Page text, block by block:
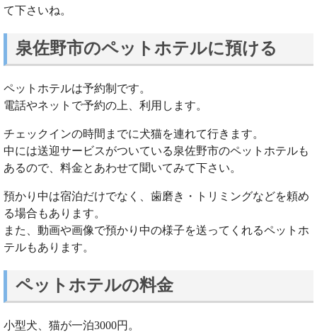
て下さいね。
泉佐野市のペットホテルに預ける
ペットホテルは予約制です。
電話やネットで予約の上、利用します。
チェックインの時間までに犬猫を連れて行きます。
中には送迎サービスがついている泉佐野市のペットホテルも
あるので、料金とあわせて聞いてみて下さい。
預かり中は宿泊だけでなく、歯磨き・トリミングなどを頼め
る場合もあります。
また、動画や画像で預かり中の様子を送ってくれるペットホ
テルもあります。
ペットホテルの料金
小型犬、猫が一泊3000円。